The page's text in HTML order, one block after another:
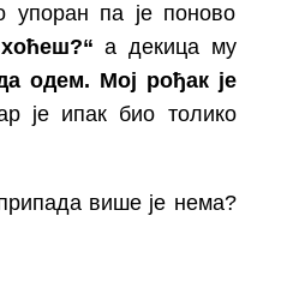
упоран па је поново
а декица му
одем. Мој рођак је
је ипак био толико
више је нема?